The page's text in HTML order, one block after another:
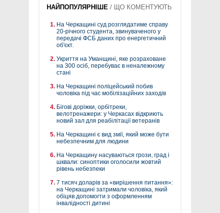
НАЙПОПУЛЯРНІШЕ / ЩО КОМЕНТУЮТЬ
На Черкащині суд розглядатиме справу
20-річного студента, звинуваченого у
передачі ФСБ даних про енергетичний
об'єкт.
Укриття на Уманщині, яке розраховане
на 300 осіб, перебуває в неналежному
стані
На Черкащині поліцейський побив
чоловіка під час мобілізаційних заходів
Бігові доріжки, орбітреки,
велотренажери: у Черкасах відкриють
новий зал для реабілітації ветеранів
На Черкащині є вид змії, який може бути
небезпечним для людини
На Черкащину насуваються грози, град і
шквали: синоптики оголосили жовтий
рівень небезпеки
7 тисяч доларів за «вирішення питання»:
на Черкащині затримали чоловіка, який
обіцяв допомогти з оформленням
інвалідності дитині